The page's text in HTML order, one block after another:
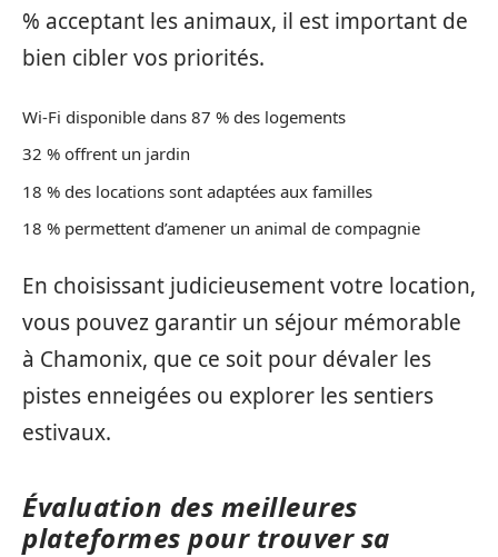
% acceptant les animaux, il est important de
bien cibler vos priorités.
Wi-Fi disponible dans 87 % des logements
32 % offrent un jardin
18 % des locations sont adaptées aux familles
18 % permettent d’amener un animal de compagnie
En choisissant judicieusement votre location,
vous pouvez garantir un séjour mémorable
à Chamonix, que ce soit pour dévaler les
pistes enneigées ou explorer les sentiers
estivaux.
Évaluation des meilleures
plateformes pour trouver sa